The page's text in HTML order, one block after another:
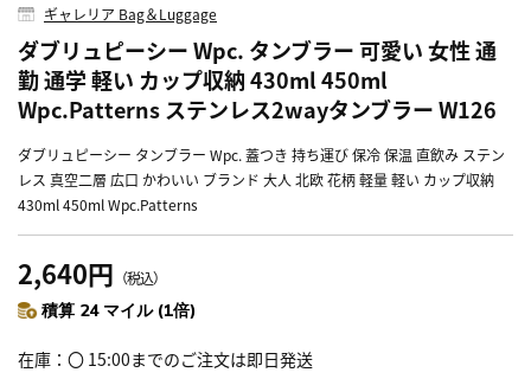
ギャレリア Bag＆Luggage
ダブリュピーシー Wpc. タンブラー 可愛い 女性 通
勤 通学 軽い カップ収納 430ml 450ml
Wpc.Patterns ステンレス2wayタンブラー W126
ダブリュピーシー タンブラー Wpc. 蓋つき 持ち運び 保冷 保温 直飲み ステン
レス 真空二層 広口 かわいい ブランド 大人 北欧 花柄 軽量 軽い カップ収納
430ml 450ml Wpc.Patterns
2,640円 （税込）
積算 24 マイル (1倍)
在庫 〇 15:00までのご注文は即日発送